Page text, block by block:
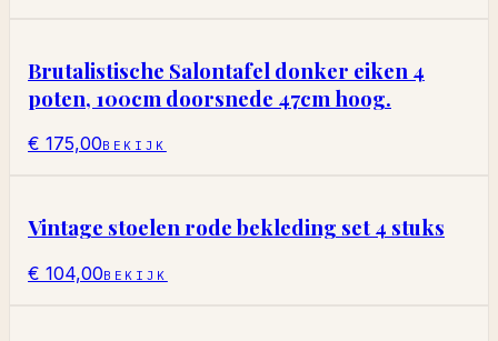
Brutalistische Salontafel donker eiken 4
poten, 100cm doorsnede 47cm hoog.
€ 175,00BEKIJK
Vintage stoelen rode bekleding set 4 stuks
€ 104,00BEKIJK